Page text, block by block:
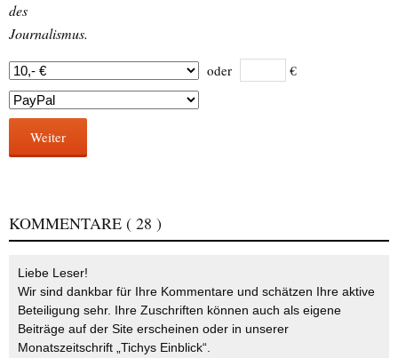
des
Journalismus.
oder €
Weiter
KOMMENTARE ( 28 )
Liebe Leser!
Wir sind dankbar für Ihre Kommentare und schätzen Ihre aktive
Beteiligung sehr. Ihre Zuschriften können auch als eigene
Beiträge auf der Site erscheinen oder in unserer
Monatszeitschrift „Tichys Einblick“.